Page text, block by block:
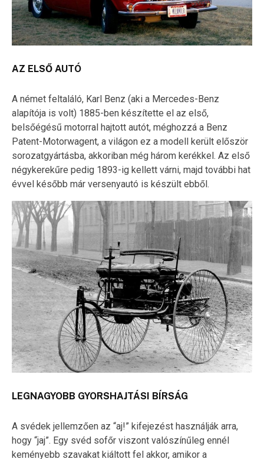
AZ ELSŐ AUTÓ
A német feltaláló, Karl Benz (aki a Mercedes-Benz
alapítója is volt) 1885-ben készítette el az első,
belsőégésű motorral hajtott autót, méghozzá a Benz
Patent-Motorwagent, a világon ez a modell került először
sorozatgyártásba, akkoriban még három kerékkel. Az első
négykerekűre pedig 1893-ig kellett várni, majd további hat
évvel később már versenyautó is készült ebből.
LEGNAGYOBB GYORSHAJTÁSI BÍRSÁG
A svédek jellemzően az “aj!” kifejezést használják arra,
hogy “jaj”. Egy svéd sofőr viszont valószínűleg ennél
keményebb szavakat kiáltott fel akkor, amikor a